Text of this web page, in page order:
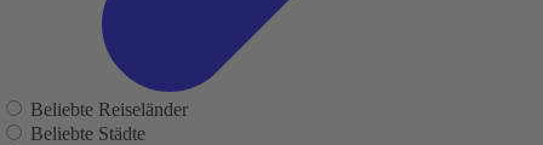
Beliebte Reiseländer
Beliebte Städte